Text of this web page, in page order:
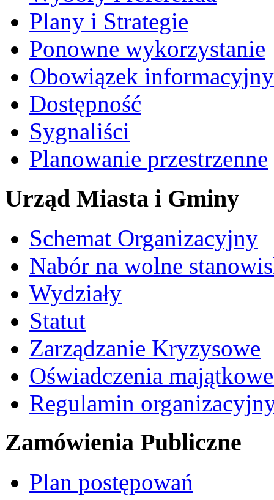
Plany i Strategie
Ponowne wykorzystanie
Obowiązek informacyjny
Dostępność
Sygnaliści
Planowanie przestrzenne
Urząd Miasta i Gminy
Schemat Organizacyjny
Nabór na wolne
Wydziały
Statut
Zarządzanie Kryzysowe
Oświadczenia
Regulamin
Zamówienia Publiczne
Plan postępowań